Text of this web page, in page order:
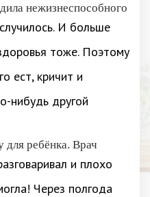
нежизнеспособного
И больше
тоже. Поэтому
ест, кричит и
нибудь другой
для ребёнка. Врач
и плохо
Через полгода